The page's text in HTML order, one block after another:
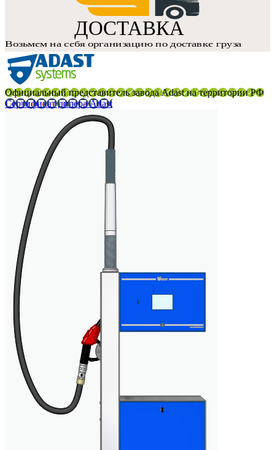
Официальный представитель завода Adast на территории РФ
Сертификат дилера Adast